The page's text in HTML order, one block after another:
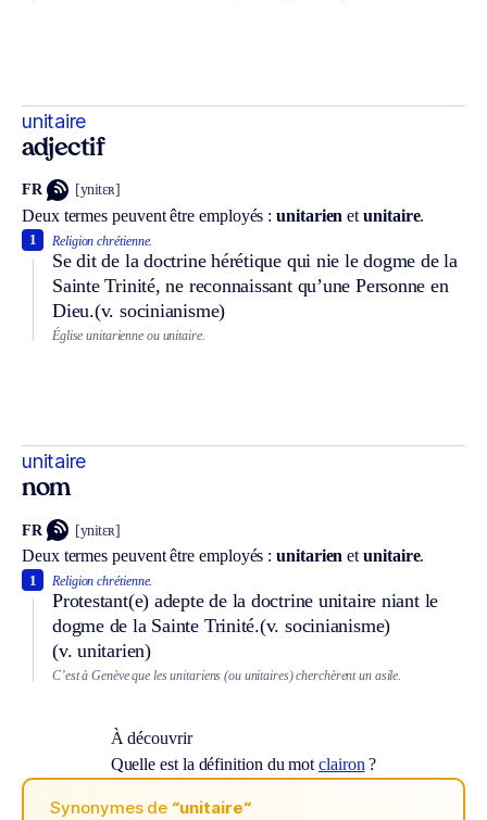
unitaire
adjectif
FR [ynitɛʀ]
Deux termes peuvent être employés :unitarien etunitaire.
Religion chrétienne.
Se dit de la doctrine hérétique qui nie le dogme de la
Sainte Trinité, ne reconnaissant qu’une Personne en
Dieu.(v. socinianisme)
1
Église unitarienne ou unitaire.
unitaire
nom
FR [ynitɛʀ]
Deux termes peuvent être employés :unitarien etunitaire.
Religion chrétienne.
Protestant(e) adepte de la doctrine unitaire niant le
dogme de la Sainte Trinité.(v. socinianisme)
(v. unitarien)
1
C’est à Genève que les unitariens (ou unitaires) cherchèrent un asile.
À découvrir
Quelle est la définition du motclairon ?
Synonymes de “unitaire“